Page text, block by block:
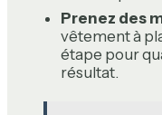
Prenez des
vêtement à
étape pour
résultat.